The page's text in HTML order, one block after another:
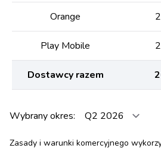
Orange
Play Mobile
Dostawcy razem
Wybrany okres:
Zasady i warunki komercyjnego